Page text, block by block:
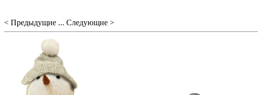
< Предыдущие ... Следующие >